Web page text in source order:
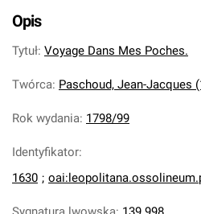
Opis
Tytuł: Voyage Dans Mes Poches.
Twórca: Paschoud, Jean-Jacques
Rok wydania: 1798/99
Identyfikator:
1630 ;